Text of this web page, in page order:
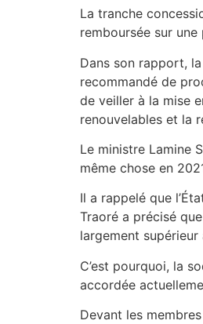
La tranche
remboursée sur
Dans son rapport,
recommandé de
de veiller à la mise
renouvelables et la
Le ministre Lamine
même chose en
Il a rappelé que
Traoré a précisé
largement
C’est pourquoi, la
accordée
Devant les